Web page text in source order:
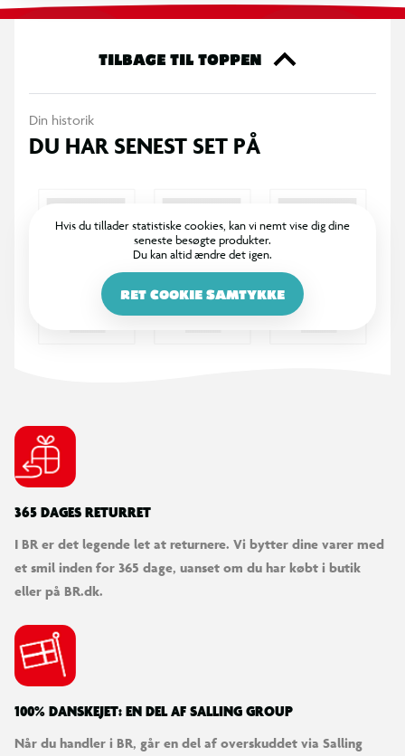
Ikke egnet til opvaskemaskine og microbølgeovn. Opvask i
TILBAGE TIL TOPPEN
Din historik
DU HAR SENEST SET PÅ
Hvis du tillader statistiske cookies, kan vi nemt vise dig dine
seneste besøgte produkter.
Du kan altid ændre det igen.
RET COOKIE SAMTYKKE
365 DAGES RETURRET
I BR er det legende let at returnere. Vi bytter dine varer med
et smil inden for 365 dage, uanset om du har købt i butik
eller på BR.dk.
100% DANSKEJET: EN DEL AF SALLING GROUP
Når du handler i BR, går en del af overskuddet via Salling